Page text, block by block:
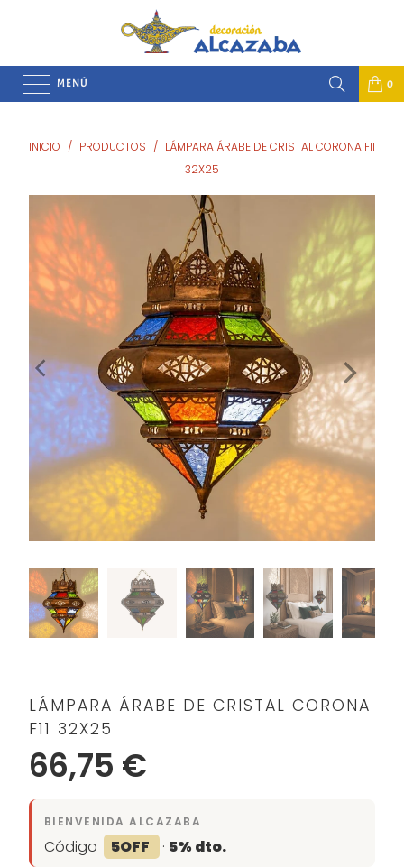
MENÚ 0
INICIO / PRODUCTOS / LÁMPARA ÁRABE DE CRISTAL CORONA F11
32X25
LÁMPARA ÁRABE DE CRISTAL CORONA
F11 32X25
66,75 €
BIENVENIDA ALCAZABA
Código 5OFF · 5% dto.